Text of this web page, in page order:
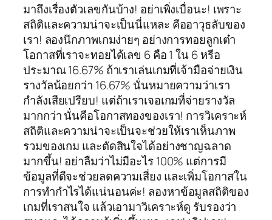
มาถึงเรื่องตัวเลขกันบ้าง! อย่าเพิ่งเบื่อนะ! เพราะ
สถิติและความน่าจะเป็นนี่แหละ คืออาวุธลับของ
เรา! ลองนึกภาพเกมง่ายๆ อย่างการทอยลูกเต๋า
โอกาสที่เราจะทอยได้เลข 6 คือ 1 ใน 6 หรือ
ประมาณ 16.67% ถ้าเราเล่นเกมที่เจ้ามือจ่ายเงิน
รางวัลน้อยกว่า 16.67% นั่นหมายความว่าเรา
กำลังเสียเปรียบ! แต่ถ้าเราเจอเกมที่จ่ายรางวัล
มากกว่า นั่นคือโอกาสทองของเรา! การวิเคราะห์
สถิติและความน่าจะเป็นจะช่วยให้เราเห็นภาพ
รวมของเกม และตัดสินใจได้อย่างชาญฉลาด
มากขึ้น! อย่าลืมว่าไม่มีอะไร 100% แต่การมี
ข้อมูลที่ดีจะช่วยลดความเสี่ยง และเพิ่มโอกาสใน
การทำกำไรได้แน่นอนค่ะ! ลองหาข้อมูลสถิติของ
เกมที่เราสนใจ แล้วเอามาวิเคราะห์ดู รับรองว่า